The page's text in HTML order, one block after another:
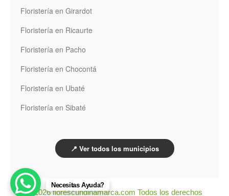
Floristería en Girardot
Floristería en Ricaurte
Floristería en Pacho
Floristería en Chocontá
Floristería en Ubaté
Floristería en Sibaté
📍 Ver todos los municipios
© 2026 florescundinamarca.com Todos los derechos
Necesitas Ayuda?